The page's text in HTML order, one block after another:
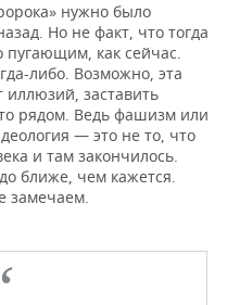
нужно было
Но не факт, что тогда
пугающим, как сейчас.
либо. Возможно, эта
иллюзий, заставить
рядом. Ведь фашизм или
— это не то, что
и там закончилось.
ближе, чем кажется.
замечаем.